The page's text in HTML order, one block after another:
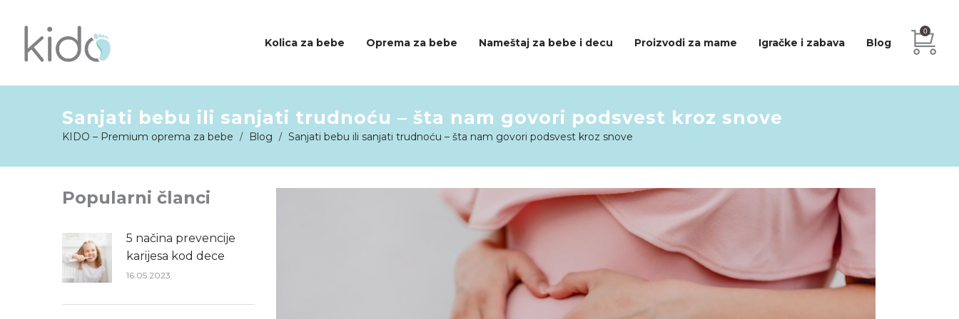
Kolica za bebe Oprema za bebe Nameštaj za bebe i decu Proizvodi za mame Igračke i zabava Blog
0
Sanjati bebu ili sanjati trudnoću – šta nam govori podsvest kroz snove
KIDO – Premium oprema za bebe / Blog / Sanjati bebu ili sanjati trudnoću – šta nam govori podsvest kroz snove
Popularni članci
5 načina prevencije
karijesa kod dece
16.05.2023.